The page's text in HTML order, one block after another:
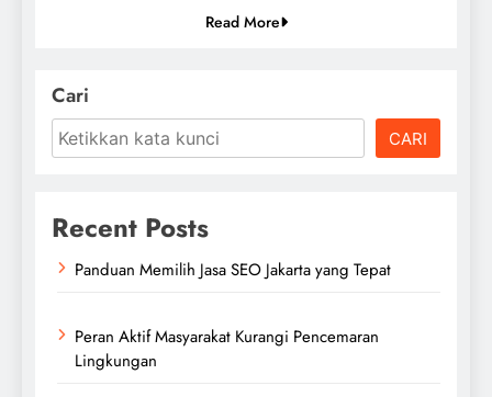
Read More
Cari
CARI
Recent Posts
Panduan Memilih Jasa SEO Jakarta yang Tepat
Peran Aktif Masyarakat Kurangi Pencemaran
Lingkungan